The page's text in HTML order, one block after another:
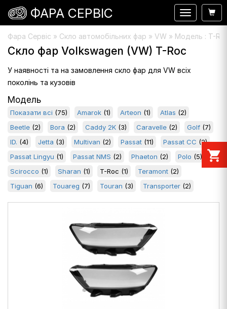
Фара Сервіс » Скло автомобільних фар » VW » Модель : T-
Скло фар Volkswagen (VW) T-Roc
У наявності та на замовлення скло фар для VW всіх
поколінь та кузовів
Модель
Показати всі (75) Amarok (1) Arteon (1) Atlas (2)
Beetle (2) Bora (2) Caddy 2K (3) Caravelle (2) Golf (7)
ID. (4) Jetta (3) Multivan (2) Passat (11) Passat CC (2)
Passat Lingyu (1) Passat NMS (2) Phaeton (2) Polo (5)
Scirocco (1) Sharan (1) T-Roc (1) Teramont (2)
Tiguan (6) Touareg (7) Touran (3) Transporter (2)
Навигация
ФАРА СЕРВІС
shopping_cart